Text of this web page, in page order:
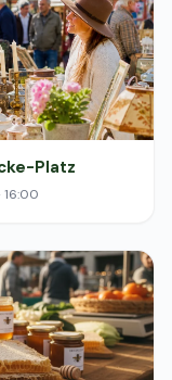
Platz
16:00